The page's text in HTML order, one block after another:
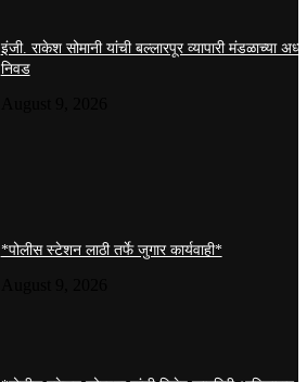
इंजी. राकेश सोमानी यांची बल्लारपूर व्यापारी मंडळाच्या
निवड
*पोलीस स्टेशन लाठी तर्फे जुगार कार्यवाही*